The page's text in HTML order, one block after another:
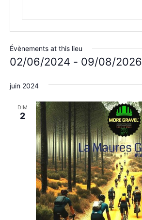
Évènements at this lieu
02/06/2024 - 09/08/2026
une
juin 2024
DIM
2